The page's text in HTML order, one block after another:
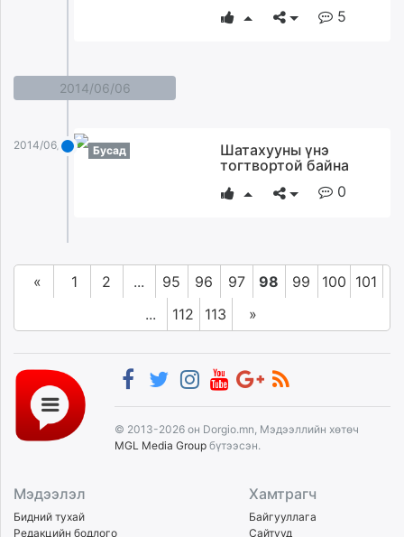
5
2014/06/06
2014/06/06 Бусад
Шатахууны үнэ
тогтвортой байна
0
« 1 2 ... 95 96 97 98 99 100 101
...
112 113 »
© 2013-2026 он Dorgio.mn, Мэдээллийн хөтөч
MGL Media Group бүтээсэн.
Мэдээлэл
Бидний тухай
Редакцийн бодлого
Хамтрагч
Байгууллага
Сайтууд